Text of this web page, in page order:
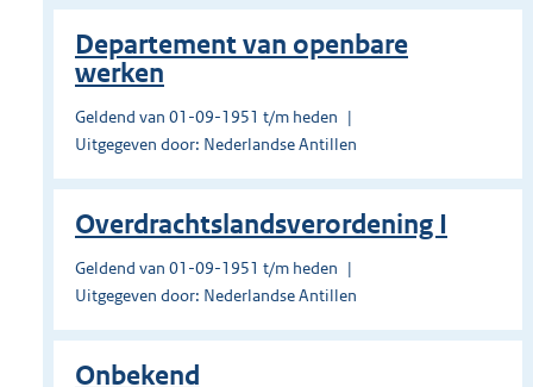
Departement van openbare
werken
Geldend van 01-09-1951 t/m heden
Uitgegeven door: Nederlandse Antillen
Overdrachtslandsverordening I
Geldend van 01-09-1951 t/m heden
Uitgegeven door: Nederlandse Antillen
Onbekend